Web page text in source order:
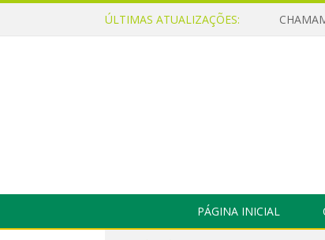
ÚLTIMAS ATUALIZAÇÕES:
PÁGINA INICIAL